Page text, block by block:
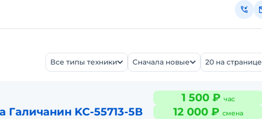
Все типы техники Сначала новые 20 на странице
Галичанин KC-55713-5В
1 500 ₽ час
12 000 ₽ смена